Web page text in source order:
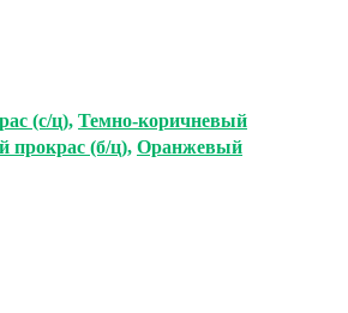
(с/ц), Темно-коричневый
прокрас (б/ц), Оранжевый